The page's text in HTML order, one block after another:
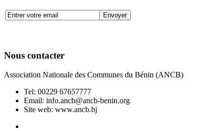
Nous contacter
Association Nationale des Communes du Bénin (ANCB)
Tel: 00229 67657777
Email: info.ancb@ancb-benin.org
Site web: www.ancb.bj